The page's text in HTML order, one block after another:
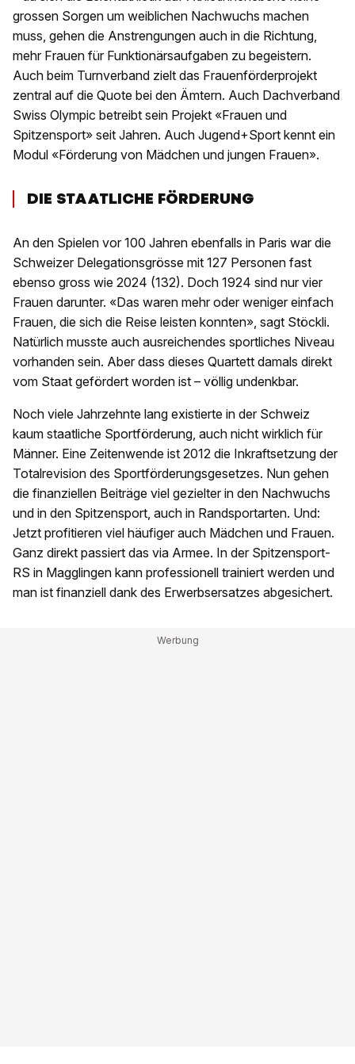
grossen Sorgen um weiblichen Nachwuchs machen
muss, gehen die Anstrengungen auch in die Richtung,
mehr Frauen für Funktionärsaufgaben zu begeistern.
Auch beim Turnverband zielt das Frauenförderprojekt
zentral auf die Quote bei den Ämtern. Auch Dachverband
Swiss Olympic betreibt sein Projekt «Frauen und
Spitzensport» seit Jahren. Auch Jugend+Sport kennt ein
Modul «Förderung von Mädchen und jungen Frauen».
DIE STAATLICHE FÖRDERUNG
An den Spielen vor 100 Jahren ebenfalls in Paris war die
Schweizer Delegationsgrösse mit 127 Personen fast
ebenso gross wie 2024 (132). Doch 1924 sind nur vier
Frauen darunter. «Das waren mehr oder weniger einfach
Frauen, die sich die Reise leisten konnten», sagt Stöckli.
Natürlich musste auch ausreichendes sportliches Niveau
vorhanden sein. Aber dass dieses Quartett damals direkt
vom Staat gefördert worden ist – völlig undenkbar.
Noch viele Jahrzehnte lang existierte in der Schweiz
kaum staatliche Sportförderung, auch nicht wirklich für
Männer. Eine Zeitenwende ist 2012 die Inkraftsetzung der
Totalrevision des Sportförderungsgesetzes. Nun gehen
die finanziellen Beiträge viel gezielter in den Nachwuchs
und in den Spitzensport, auch in Randsportarten. Und:
Jetzt profitieren viel häufiger auch Mädchen und Frauen.
Ganz direkt passiert das via Armee. In der Spitzensport-
RS in Magglingen kann professionell trainiert werden und
man ist finanziell dank des Erwerbsersatzes abgesichert.